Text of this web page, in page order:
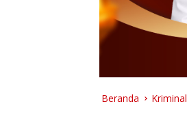
Beranda Kriminal